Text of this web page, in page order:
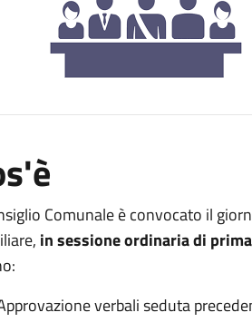
Comunale è convocato il
in sessione ordinaria di
verbali seduta